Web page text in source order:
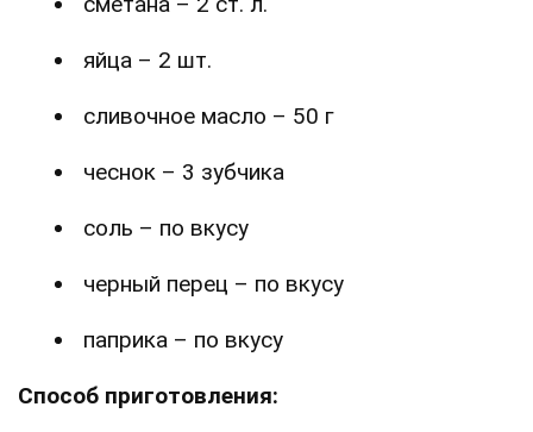
яйца – 2 шт.
сливочное масло – 50 г
чеснок – 3 зубчика
соль – по вкусу
черный перец – по вкусу
паприка – по вкусу
Способ приготовления: